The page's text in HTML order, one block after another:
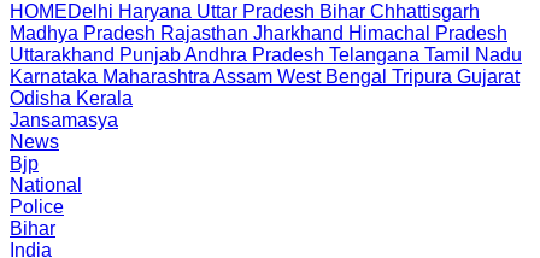
HOMEDelhi Haryana Uttar Pradesh Bihar Chhattisgarh
Madhya Pradesh Rajasthan Jharkhand Himachal Pradesh
Uttarakhand PunjabAndhra Pradesh Telangana Tamil Nadu
Karnataka Maharashtra Assam West Bengal Tripura Gujarat
Odisha Kerala
Jansamasya
News
Bjp
National
Police
Bihar
India